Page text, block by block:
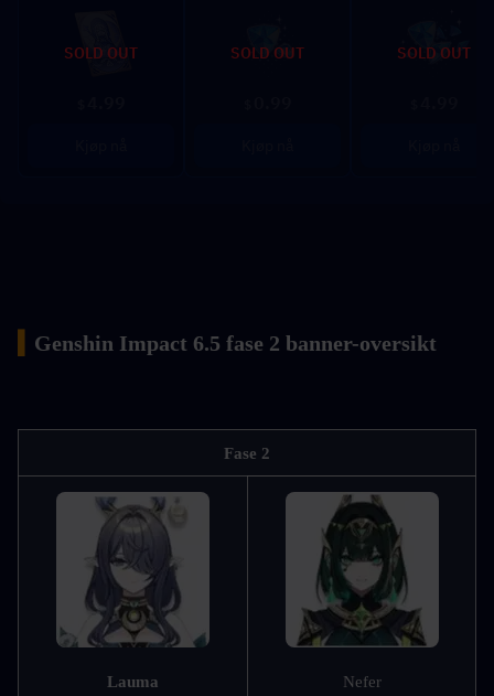
SOLD OUT SOLD OUT SOLD OUT
Genshin Impact 6.5 fase 2 banner-oversikt
Fase 2
Lauma Nefer